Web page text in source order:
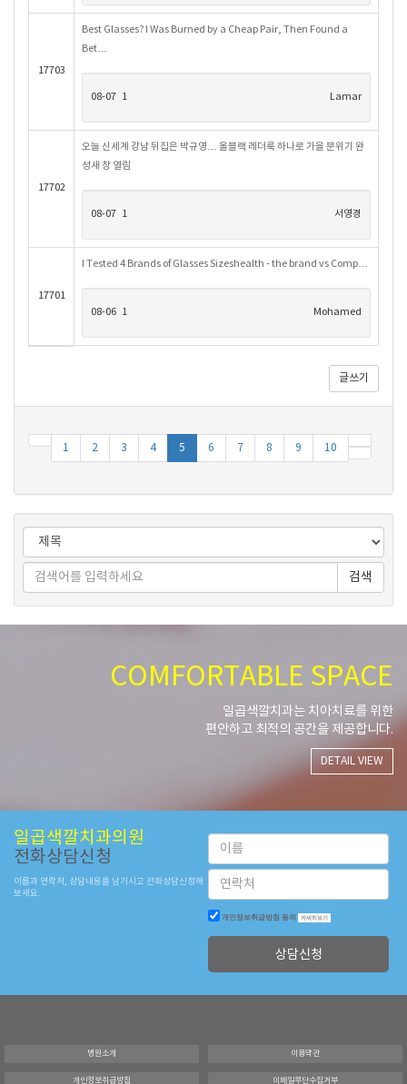
17703
Best Glasses? I Was Burned by a Cheap Pair, Then Found a
Bet…
08-07 1 Lamar
17702
오늘 신세계 강남 뒤집은 박규영… 올블랙 레더룩 하나로 가을 분위기 완
성새 창 열림
08-07 1 서영경
17701
I Tested 4 Brands of Glasses Sizeshealth - the brand vs Comp…
08-06 1 Mohamed
글쓰기
1 2 3 4 5 6 7 8 9 10
검색
COMFORTABLE SPACE
일곱색깔치과는 치아치료를 위한
편안하고 최적의 공간을 제공합니다.
DETAIL VIEW
일곱색깔치과의원
전화상담신청
이름과 연락처, 상담내용을 남기시고 전화상담신청해
보세요.
이
연
개인정보취급방침 동의 자세히보기
상담신청
병원소개 이용약관
개인정보취급방침 이메일무단수집거부